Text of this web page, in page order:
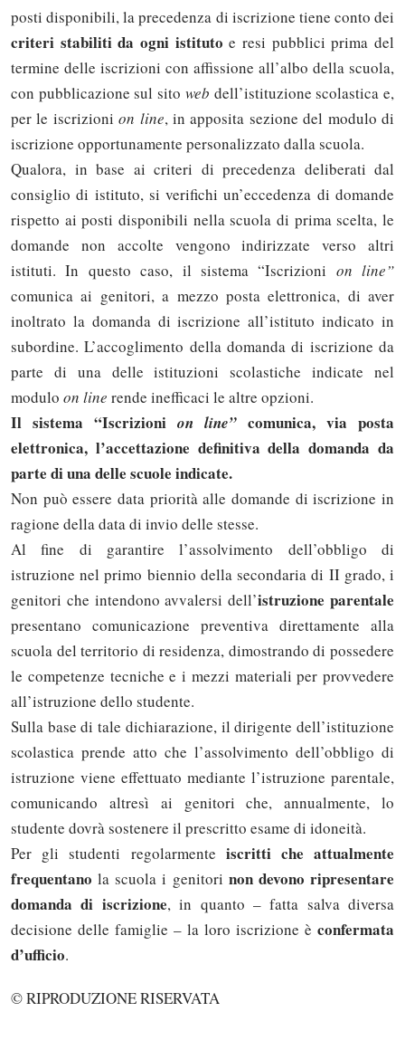
posti disponibili, la precedenza di iscrizione tiene conto dei
criteri stabiliti da ogni istituto e resi pubblici prima del
termine delle iscrizioni con affissione all’albo della scuola,
con pubblicazione sul sito web dell’istituzione scolastica e,
per le iscrizionion line, in apposita sezione del modulo di
iscrizione opportunamente personalizzato dalla scuola.
Qualora, in base ai criteri di precedenza deliberati dal
consiglio di istituto, si verifichi un’eccedenza di domande
rispetto ai posti disponibili nella scuola di prima scelta, le
domande non accolte vengono indirizzate verso altri
istituti. In questo caso, il sistema “Iscrizioni on line”
comunica ai genitori, a mezzo posta elettronica, di aver
inoltrato la domanda di iscrizione all’istituto indicato in
subordine. L’accoglimento della domanda di iscrizione da
parte di una delle istituzioni scolastiche indicate nel
modulo on line rende inefficaci le altre opzioni.
Il sistema “Iscrizioni on line” comunica, via posta
elettronica, l’accettazione definitiva della domanda da
parte di una delle scuole indicate.
Non può essere data priorità alle domande di iscrizione in
ragione della data di invio delle stesse.
Al fine di garantire l’assolvimento dell’obbligo di
istruzione nel primo biennio della secondaria di II grado, i
genitori che intendono avvalersi dell’istruzione parentale
presentano comunicazione preventiva direttamente alla
scuola del territorio di residenza, dimostrando di possedere
le competenze tecniche e i mezzi materiali per provvedere
all’istruzione dello studente.
Sulla base di tale dichiarazione, il dirigente dell’istituzione
scolastica prende atto che l’assolvimento dell’obbligo di
istruzione viene effettuato mediante l’istruzione parentale,
comunicando altresì ai genitori che, annualmente, lo
studente dovrà sostenere il prescritto esame di idoneità.
Per gli studenti regolarmente iscritti che attualmente
frequentano la scuola i genitori non devono ripresentare
domanda di iscrizione, in quanto – fatta salva diversa
decisione delle famiglie – la loro iscrizione è confermata
d’ufficio.
© RIPRODUZIONE RISERVATA
Solo gli utenti registrati possono